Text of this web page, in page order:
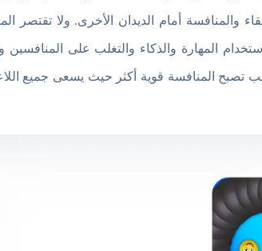
والمنافسة أمام الديدان الأخرى. ولا تقتصر
المهارة والذكاء والتغلب على
تصبح المنافسة قوية أكثر حيث يسعى جميع